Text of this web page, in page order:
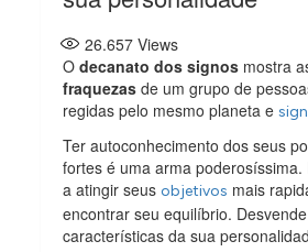
26.657 Views
Odecanato dos signos mostra
fraquezas de um grupo de
regidas pelo mesmo planeta e
Ter autoconhecimento dos seus
fortes é uma arma
a atingir seusobjetivos mais
encontrar seu equilíbrio.
características da sua